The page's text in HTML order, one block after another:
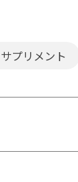
プリメント